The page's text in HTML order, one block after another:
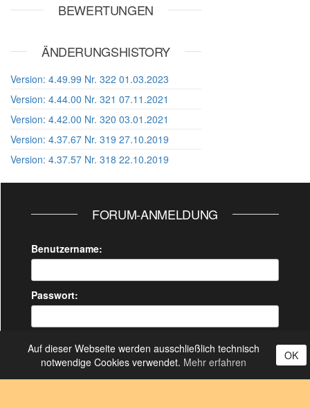
BEWERTUNGEN
ÄNDERUNGSHISTORY
Version: 4.49.99 Nr. 322 01.03.2023
Version: 4.44.00 Nr. 321 07.11.2021
Version: 4.42.00 Nr. 320 03.01.2021
Version: 4.37.67 Nr. 319 27.10.2019
Version: 4.37.57 Nr. 318 22.10.2019
FORUM-ANMELDUNG
Benutzername:
Passwort:
Angemeldet bleiben
Anmelden
Auf dieser Webseite werden ausschließlich technisch
notwendige Cookies verwendet. Mehr erfahren OK